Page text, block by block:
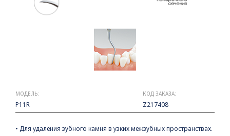
МОДЕЛЬ:
P11R
КОД ЗАКАЗА:
Z217408
• Для удаления зубного камня в узких межзубных пространствах.